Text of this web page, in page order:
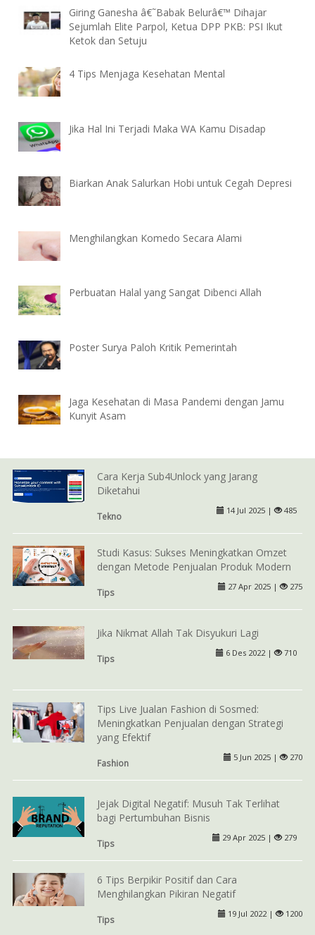
Giring Ganesha â€˜Babak Belurâ€™ Dihajar
Sejumlah Elite Parpol, Ketua DPP PKB: PSI Ikut
Ketok dan Setuju
4 Tips Menjaga Kesehatan Mental
Jika Hal Ini Terjadi Maka WA Kamu Disadap
Biarkan Anak Salurkan Hobi untuk Cegah Depresi
Menghilangkan Komedo Secara Alami
Perbuatan Halal yang Sangat Dibenci Allah
Poster Surya Paloh Kritik Pemerintah
Jaga Kesehatan di Masa Pandemi dengan Jamu
Kunyit Asam
Cara Kerja Sub4Unlock yang Jarang
Diketahui
Tekno
14 Jul 2025 | 485
Studi Kasus: Sukses Meningkatkan Omzet
dengan Metode Penjualan Produk Modern
Tips
27 Apr 2025 | 275
Jika Nikmat Allah Tak Disyukuri Lagi
Tips
6 Des 2022 | 710
Tips Live Jualan Fashion di Sosmed:
Meningkatkan Penjualan dengan Strategi
yang Efektif
Fashion
5 Jun 2025 | 270
Jejak Digital Negatif: Musuh Tak Terlihat
bagi Pertumbuhan Bisnis
Tips
29 Apr 2025 | 279
6 Tips Berpikir Positif dan Cara
Menghilangkan Pikiran Negatif
Tips
19 Jul 2022 | 1200